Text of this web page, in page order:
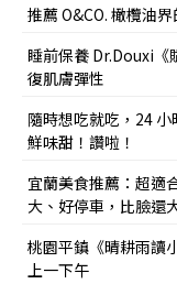
推薦 O&CO. 橄欖油
睡前保養 Dr.Douxi《
復肌膚彈性
隨時想吃就吃，24
鮮味甜！讚啦！
宜蘭美食推薦：超適
大、好停車，比臉還
桃園平鎮《晴耕雨讀
上一下午